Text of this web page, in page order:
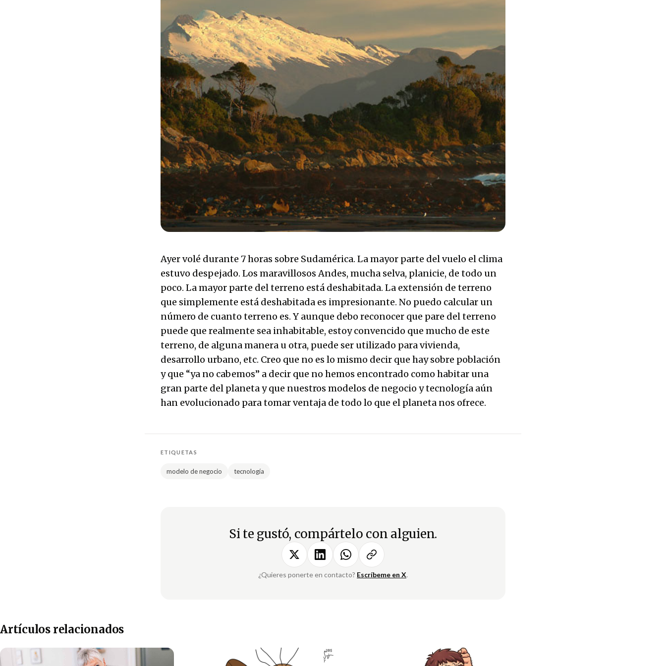
Ayer volé durante 7 horas sobre Sudamérica. La mayor parte del vuelo el clima
estuvo despejado. Los maravillosos Andes, mucha selva, planicie, de todo un
poco. La mayor parte del terreno está deshabitada. La extensión de terreno
que simplemente está deshabitada es impresionante. No puedo calcular un
número de cuanto terreno es. Y aunque debo reconocer que pare del terreno
puede que realmente sea inhabitable, estoy convencido que mucho de este
terreno, de alguna manera u otra, puede ser utilizado para vivienda,
desarrollo urbano, etc. Creo que no es lo mismo decir que hay sobre población
y que “ya no cabemos” a decir que no hemos encontrado como habitar una
gran parte del planeta y que nuestros modelos de negocio y tecnología aún
han evolucionado para tomar ventaja de todo lo que el planeta nos ofrece.
ETIQUETAS
modelo de negocio tecnología
Si te gustó, compártelo con alguien.
¿Quieres ponerte en contacto? Escríbeme en X.
Artículos relacionados